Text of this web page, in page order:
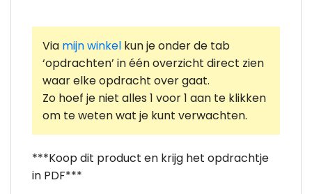
Via mijn winkel kun je onder de tab
‘opdrachten’ in één overzicht direct zien
waar elke opdracht over gaat.
Zo hoef je niet alles 1 voor 1 aan te klikken
om te weten wat je kunt verwachten.
***Koop dit product en krijg het opdrachtje
in PDF***